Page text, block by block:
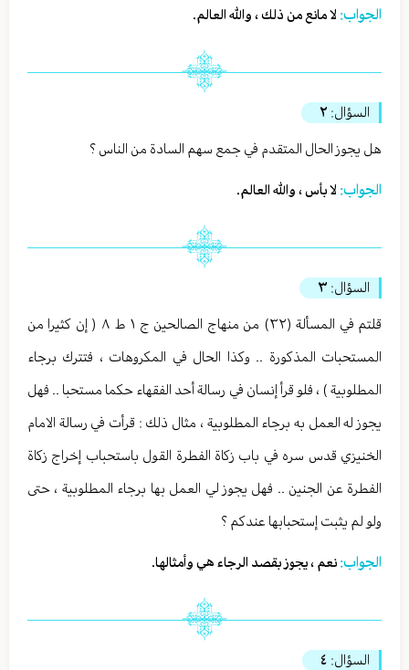
الجواب: لا مانع من ذلك ، والله العالم.
السؤال: ٢
هل يجوز الحال المتقدم في جمع سهم السادة من الناس ؟
الجواب: لا بأس ، والله العالم.
السؤال: ٣
قلتم في المسألة (٣٢) من منهاج الصالحين ج ١ ط ٨ ( إن كثيرا من
المستحبات المذكورة .. وكذا الحال في المكروهات ، فتترك برجاء
المطلوبية ) ، فلو قرأ إنسان في رسالة أحد الفقهاء حكما مستحبا .. فهل
يجوز له العمل به برجاء المطلوبية ، مثال ذلك : قرأت في رسالة الامام
الخنيزي قدس سره في باب زكاة الفطرة القول باستحباب إخراج زكاة
الفطرة عن الجنين .. فهل يجوز لي العمل بها برجاء المطلوبية ، حتى
ولو لم يثبت إستحبابها عندكم ؟
الجواب: نعم ، يجوز بقصد الرجاء هي وأمثالها.
السؤال: ٤